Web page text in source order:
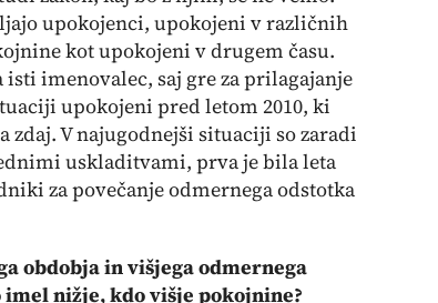
upokojenci, upokojeni v različnih
kot upokojeni v drugem času.
imenovalec, saj gre za prilagajanje
upokojeni pred letom 2010, ki
V najugodnejši situaciji so zaradi
uskladitvami, prva je bila leta
za povečanje odmernega odstotka
obdobja in višjega odmernega
nižje, kdo višje pokojnine?